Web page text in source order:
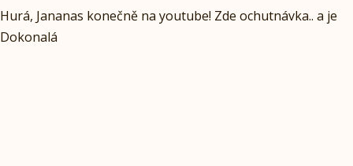
Hurá, Jananas konečně na youtube! Zde ochutnávka.. a je
Dokonalá